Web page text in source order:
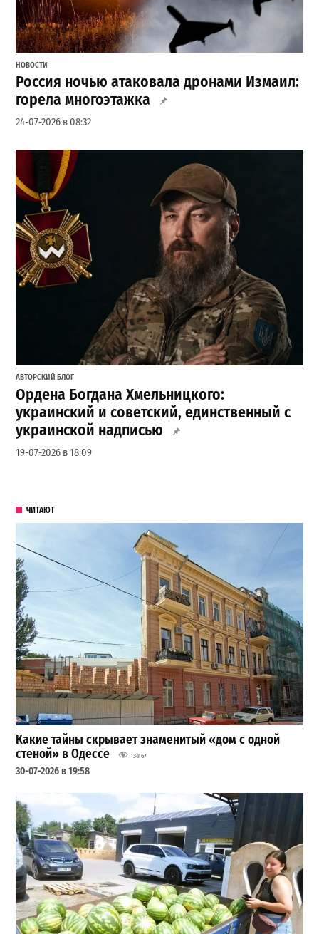
НОВОСТИ
Россия ночью атаковала дронами Измаил:
горела многоэтажка
24-07-2026 в 08:32
АВТОРСКИЙ БЛОГ
Ордена Богдана Хмельницкого:
украинский и советский, единственный с
украинской надписью
19-07-2026 в 18:09
ЧИТАЮТ
Какие тайны скрывает знаменитый «дом с одной
стеной» в Одессе
34167
30-07-2026 в 19:58